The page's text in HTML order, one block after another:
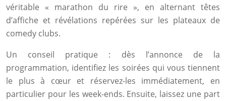
véritable « marathon du rire », en alternant têtes
d’affiche et révélations repérées sur les plateaux de
comedy clubs.
Un conseil pratique : dès l’annonce de la
programmation, identifiez les soirées qui vous tiennent
le plus à cœur et réservez-les immédiatement, en
particulier pour les week-ends. Ensuite, laissez une part